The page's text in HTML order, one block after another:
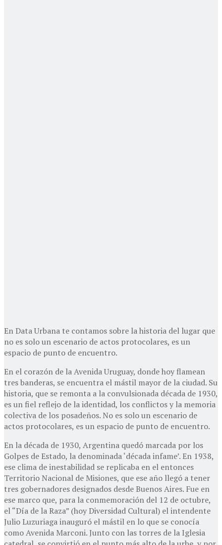
En Data Urbana te contamos sobre la historia del lugar que
no es solo un escenario de actos protocolares, es un
espacio de punto de encuentro.
En el corazón de la Avenida Uruguay, donde hoy flamean
tres banderas, se encuentra el mástil mayor de la ciudad. Su
historia, que se remonta a la convulsionada década de 1930,
es un fiel reflejo de la identidad, los conflictos y la memoria
colectiva de los posadeños. No es solo un escenario de
actos protocolares, es un espacio de punto de encuentro.
En la década de 1930, Argentina quedó marcada por los
Golpes de Estado, la denominada ‘década infame’. En 1938,
ese clima de inestabilidad se replicaba en el entonces
Territorio Nacional de Misiones, que ese año llegó a tener
tres gobernadores designados desde Buenos Aires. Fue en
ese marco que, para la conmemoración del 12 de octubre,
el “Día de la Raza” (hoy Diversidad Cultural) el intendente
Julio Luzuriaga inauguró el mástil en lo que se conocía
como Avenida Marconi. Junto con las torres de la Iglesia